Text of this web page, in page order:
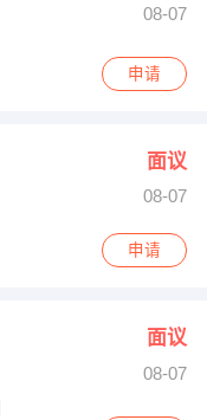
08-07
申请
面议
08-07
申请
面议
08-07